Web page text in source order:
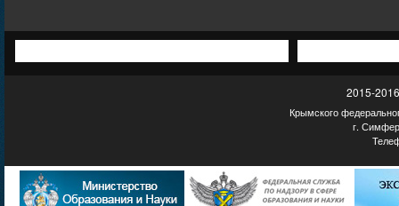
2015-
Крымского
г.